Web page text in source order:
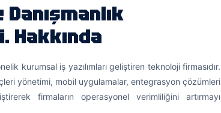
Danışmanlık
Hakkında
kurumsal iş yazılımları geliştiren teknoloji firmasıdır.
yönetimi, mobil uygulamalar, entegrasyon çözümleri
firmaların operasyonel verimliliğini artırmayı